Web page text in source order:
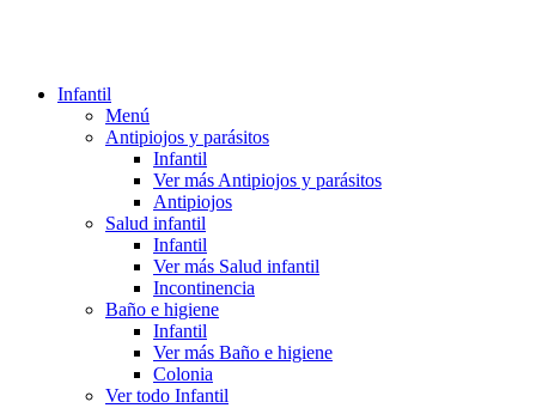
Infantil
Menú
Antipiojos y parásitos
Infantil
Ver más Antipiojos y parásitos
Antipiojos
Salud infantil
Infantil
Ver más Salud infantil
Incontinencia
Baño e higiene
Infantil
Ver más Baño e higiene
Colonia
Ver todo Infantil